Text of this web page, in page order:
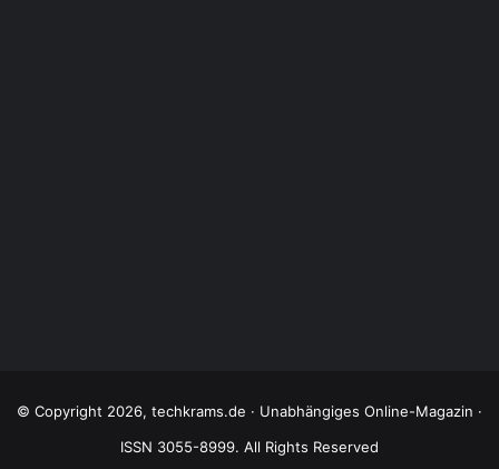
© Copyright 2026, techkrams.de · Unabhängiges Online-Magazin ·
ISSN 3055-8999. All Rights Reserved